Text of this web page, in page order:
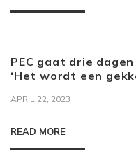
PEC gaat drie
‘Het wordt een
APRIL 22, 2023
READ MORE